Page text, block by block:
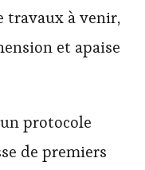
travaux à venir,
et apaise
protocole
de premiers